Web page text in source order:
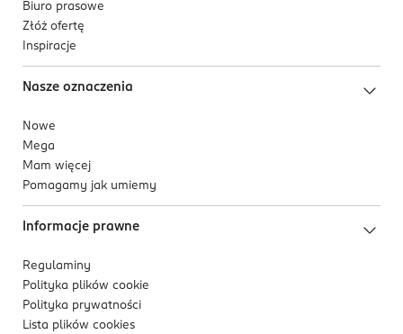
Biuro prasowe
Złóż ofertę
Inspiracje
Nasze oznaczenia
Nowe
Mega
Mam więcej
Pomagamy jak umiemy
Informacje prawne
Regulaminy
Polityka plików cookie
Polityka prywatności
Lista plików cookies